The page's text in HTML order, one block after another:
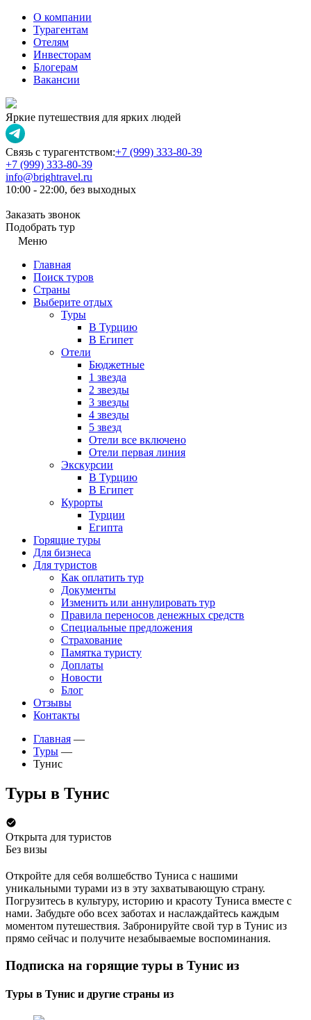
О компании
Турагентам
Отелям
Инвесторам
Блогерам
Вакансии
Яркие путешествия для ярких людей
Связь с турагентством:+7 (999) 333-80-39
+7 (999) 333-80-39
info@brightravel.ru
10:00 - 22:00, без выходных
Заказать звонок
Подобрать тур
Меню
Главная
Поиск туров
Страны
Выберите отдых
Туры
В Турцию
В Египет
Отели
Бюджетные
1 звезда
2 звезды
3 звезды
4 звезды
5 звезд
Отели все включено
Отели первая линия
Экскурсии
В Турцию
В Египет
Курорты
Турции
Египта
Горящие туры
Для бизнеса
Для туристов
Как оплатить тур
Документы
Изменить или аннулировать тур
Правила переносов денежных средств
Специальные предложения
Страхование
Памятка туристу
Доплаты
Новости
Блог
Отзывы
Контакты
Главная —
Туры —
Тунис
Туры в Тунис
Открыта для туристов
Без визы
Откройте для себя волшебство Туниса с нашими
уникальными турами из в эту захватывающую страну.
Погрузитесь в культуру, историю и красоту Туниса вместе с
нами. Забудьте обо всех заботах и наслаждайтесь каждым
моментом путешествия. Забронируйте свой тур в Тунис из
прямо сейчас и получите незабываемые воспоминания.
Подписка на горящие туры в Тунис из
Туры в Тунис и другие страны из